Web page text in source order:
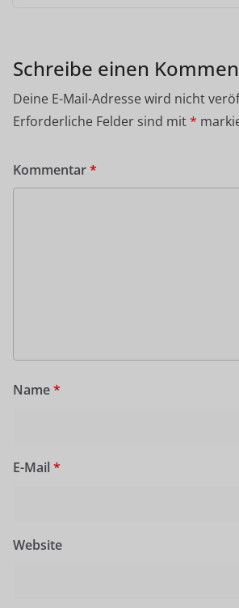
Schreibe einen
Deine E-Mail-Adresse wird nicht
Erforderliche Felder sind mit*
Kommentar*
Name*
E-Mail *
Website